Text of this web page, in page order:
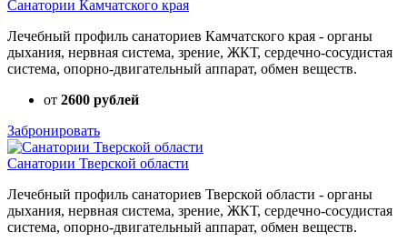
Санатории Камчатского края
Лечебный профиль санаториев Камчатского края - органы
дыхания, нервная система, зрение, ЖКТ, сердечно-сосудистая
система, опорно-двигательный аппарат, обмен веществ.
от 2600 рублей
Забронировать
Санатории Тверской области
Лечебный профиль санаториев Тверской области - органы
дыхания, нервная система, зрение, ЖКТ, сердечно-сосудистая
система, опорно-двигательный аппарат, обмен веществ.